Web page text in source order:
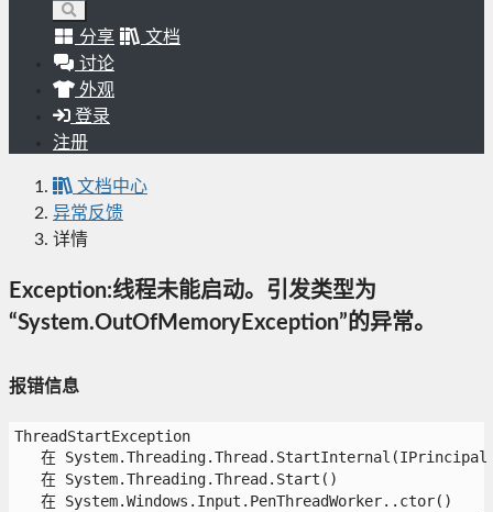
分享
文档
讨论
外观
登录
注册
文档中心
异常反馈
详情
Exception:线程未能启动。引发类型为
“System.OutOfMemoryException”的异常。
报错信息
ThreadStartException
在
   在 System.Threading.Thread.Start()
   在 System.Windows.Input.PenThreadWorker..ctor()